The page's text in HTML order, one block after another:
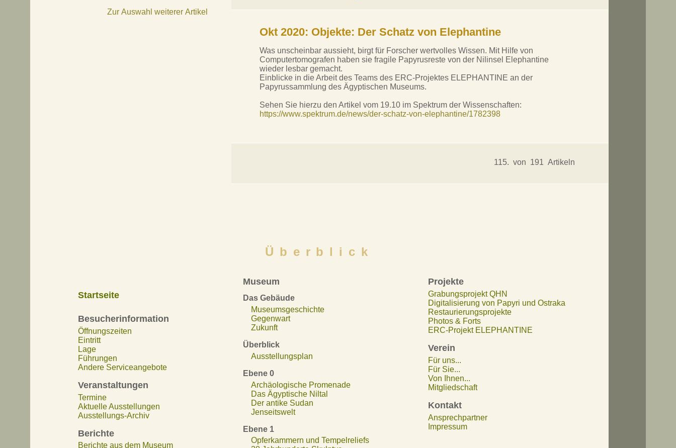
Zur Auswahl weiterer Artikel
Okt 2020: Objekte: Der Schatz von Elephantine
Was unscheinbar aussieht, birgt für Forscher wertvolles Wissen. Mit Hilfe von
Computertomografen haben sie fragile Papyrusreste von der Nilinsel Elephantine
wieder lesbar gemacht.
Einblicke in die Arbeit des Teams des ERC-Projektes ELEPHANTINE an der
Papyrussammlung des Ägyptischen Museums.
Sehen Sie hierzu den Artikel vom 19.10 im Spektrum der Wissenschaften:
https://www.spektrum.de/news/der-schatz-von-elephantine/1782398
115. von 191 Artikeln
Überblick
Startseite
Besucherinformation
Öffnungszeiten
Eintritt
Lage
Führungen
Andere Serviceangebote
Veranstaltungen
Termine
Aktuelle Ausstellungen
Ausstellungs-Archiv
Berichte
Berichte aus dem Museum
Museum
Das Gebäude
Museumsgeschichte
Gegenwart
Zukunft
Überblick
Ausstellungsplan
Ebene 0
Archäologische Promenade
Das Ägyptische Niltal
Der antike Sudan
Jenseitswelt
Ebene 1
Opferkammern und Tempelreliefs
Projekte
Grabungsprojekt QHN
Digitalisierung von Papyri und Ostraka
Restaurierungsprojekte
Photos & Forts
ERC-Projekt ELEPHANTINE
Verein
Für uns...
Für Sie...
Von Ihnen...
Mitgliedschaft
Kontakt
Ansprechpartner
Impressum